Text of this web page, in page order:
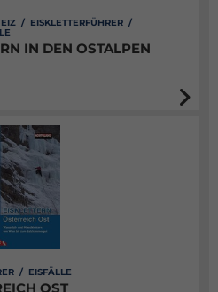
/ EISKLETTERFÜHRER /
IN DEN OSTALPEN
/ EISFÄLLE
OST